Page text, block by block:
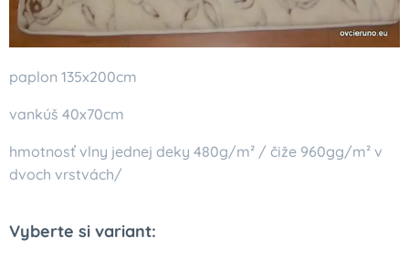
paplon 135x200cm
vankúš 40x70cm
hmotnosť vlny jednej deky 480g/m² / čiže 960gg/m² v
dvoch vrstvách/
Vyberte si variant: